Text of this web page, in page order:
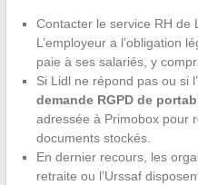
Contacter le service RH de
L’employeur a l’obligation
paie à ses salariés, y
Si Lidl ne répond pas ou si
demande RGPD de
adressée à Primobox pour
documents stockés.
En dernier recours, les
retraite ou l’Urssaf